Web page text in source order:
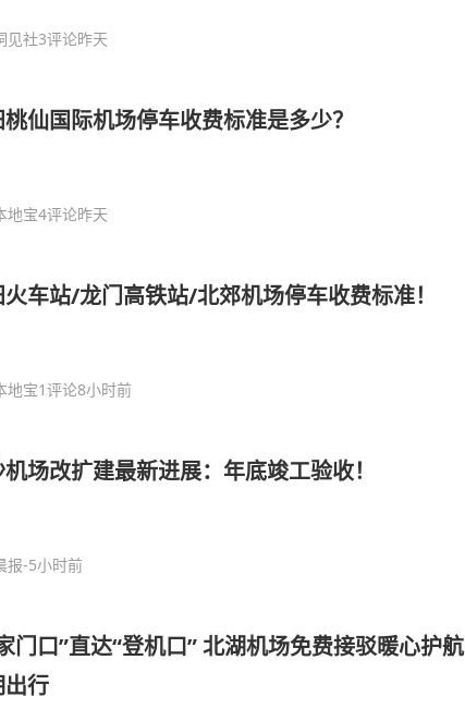
见社3评论昨天
仙国际机场停车收费标准是多少？
地宝4评论昨天
车站/龙门高铁站/北郊机场停车收费标准！
地宝1评论8小时前
场改扩建最新进展：年底竣工验收！
报-5小时前
门口”直达“登机口” 北湖机场免费接驳暖心护航
行